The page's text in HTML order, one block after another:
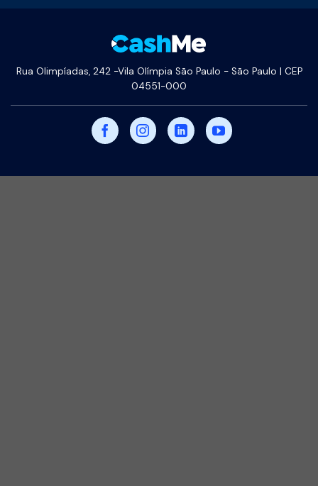
Rua Olimpíadas, 242 -Vila Olímpia São Paulo - São Paulo | CEP
04551-000